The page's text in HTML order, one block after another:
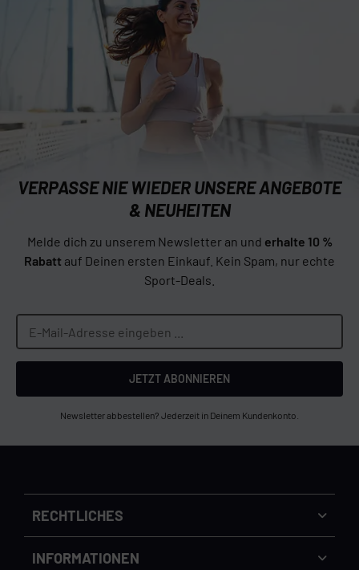
VERPASSE NIE WIEDER UNSERE ANGEBOTE
& NEUHEITEN
Melde dich zu unserem Newsletter an und erhalte 10 %
Rabatt auf Deinen ersten Einkauf. Kein Spam, nur echte
Sport-Deals.
JETZT ABONNIEREN
Newsletter abbestellen? Jederzeit in Deinem Kundenkonto.
RECHTLICHES
INFORMATIONEN